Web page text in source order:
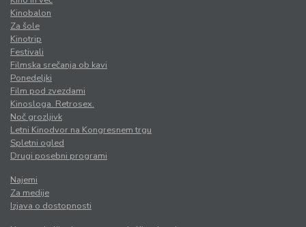
Kinobalon
Za šole
Kinotrip
Festivali
Filmska srečanja ob kavi
Ponedeljki
Film pod zvezdami
Kinosloga. Retrosex.
Noč grozljivk
Letni Kinodvor na Kongresnem trgu
Spletni ogled
Drugi posebni programi
Najemi
Za medije
Izjava o dostopnosti